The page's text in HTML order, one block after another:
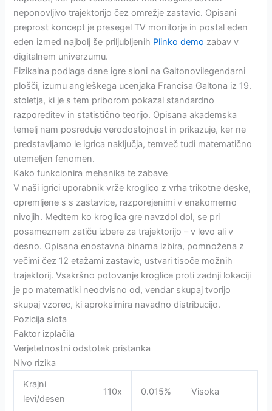
neponovljivo trajektorijo čez omrežje zastavic. Opisani
preprost koncept je presegel TV monitorje in postal eden
eden izmed najbolj še priljubljenih Plinko demo zabav v
digitalnem univerzumu.
Fizikalna podlaga dane igre sloni na Galtonovilegendarni
plošči, izumu angleškega ucenjaka Francisa Galtona iz 19.
stoletja, ki je s tem priborom pokazal standardno
razporeditev in statistično teorijo. Opisana akademska
temelj nam posreduje verodostojnost in prikazuje, ker ne
predstavljamo le igrica naključja, temveč tudi matematično
utemeljen fenomen.
Kako funkcionira mehanika te zabave
V naši igrici uporabnik vrže kroglico z vrha trikotne deske,
opremljene s s zastavice, razporejenimi v enakomerno
nivojih. Medtem ko kroglica gre navzdol dol, se pri
posameznem zatiču izbere za trajektorijo – v levo ali v
desno. Opisana enostavna binarna izbira, pomnožena z
večimi čez 12 etažami zastavic, ustvari tisoče možnih
trajektorij. Vsakršno potovanje kroglice proti zadnji lokaciji
je po matematiki neodvisno od, vendar skupaj tvorijo
skupaj vzorec, ki aproksimira navadno distribucijo.
Pozicija slota
Faktor izplačila
Verjetetnostni odstotek pristanka
Nivo rizika
Krajni
levi/desen
110x 0.015% Visoka